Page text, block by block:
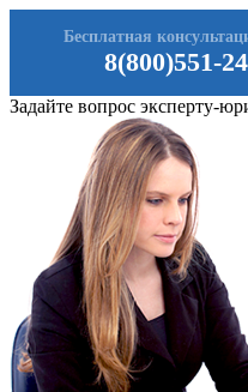
8(800)551-
Бесплатная
Задайте вопрос